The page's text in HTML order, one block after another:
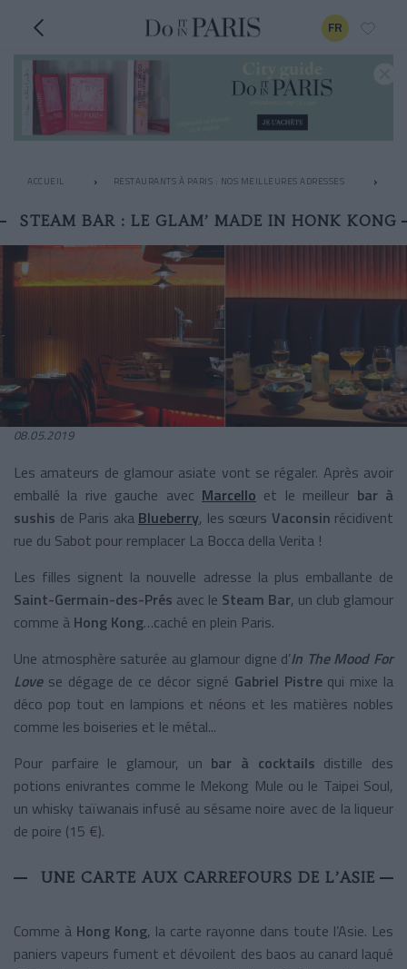
FR
ACCUEIL RESTAURANTS À PARIS : NOS MEILLEURES ADRESSES
STEAM BAR : LE GLAM’ MADE IN HONK KONG
08.05.2019
Les amateurs de glamour asiate vont se régaler. Après avoir
emballé la rive gauche avec Marcello et le meilleur bar à
sushis de Paris aka Blueberry, les sœurs Vaconsin récidivent
rue du Sabot pour remplacer La Bocca della Verita !
Les filles signent la nouvelle adresse la plus emballante de
Saint-Germain-des-Prés avec le Steam Bar, un club glamour
comme à Hong Kong…caché en plein Paris.
Une atmosphère saturée au glamour digne d’In The Mood For
Lovese dégage de ce décor signé Gabriel Pistrequi mixe la
déco pop tout en lampions et néons et les matières nobles
comme les boiseries et le métal...
Pour parfaire le glamour, un bar à cocktails distille des
potions enivrantes comme le Mekong Mule ou le Taipei Soul,
un whisky taïwanais infusé au sésame noire avec de la liqueur
de poire (15 €).
UNE CARTE AUX CARREFOURS DE L’ASIE
Comme à Hong Kong, la carte rayonne dans toute l’Asie. Les
paniers vapeurs fument et dévoilent des baos au canard laqué